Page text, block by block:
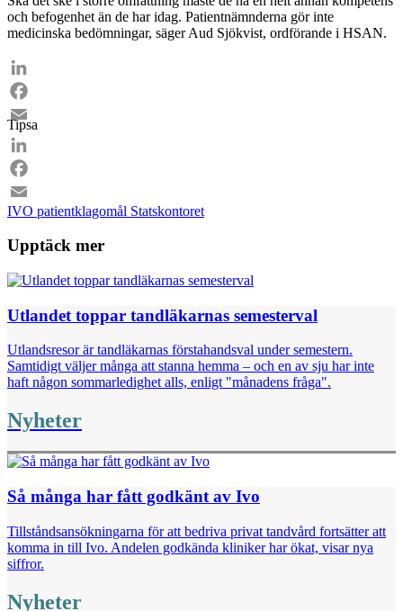
och befogenhet än de har idag. Patientnämnderna gör inte
medicinska bedömningar, säger Aud Sjökvist, ordförande i HSAN.
LinkedIn
Facebook
Email
Tipsa
LinkedIn
Facebook
Email
IVO patientklagomål Statskontoret
Upptäck mer
Utlandet toppar tandläkarnas semesterval
Utlandsresor är tandläkarnas förstahandsval under semestern.
Samtidigt väljer många att stanna hemma – och en av sju har inte
haft någon sommarledighet alls, enligt "månadens fråga".
Nyheter
Så många har fått godkänt av Ivo
Tillståndsansökningarna för att bedriva privat tandvård fortsätter att
komma in till Ivo. Andelen godkända kliniker har ökat, visar nya
siffror.
Nyheter